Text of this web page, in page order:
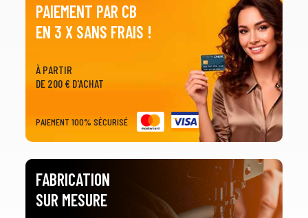
PAIEMENT PAR CB
EN 3 X SANS FRAIS !
À PARTIR
DE 200 € D'ACHAT
PAIEMENT 100% SÉCURISÉ
FABRICATION
SUR MESURE